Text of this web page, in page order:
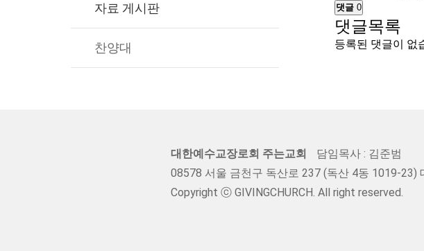
자료 게시판
찬양대
댓글 0
댓글목록
등록된 댓글이 없
대한예수교장로회 주는교회
담임목사 : 김준범
08578 서울 금천구 독산로 237 (독산 4동 1019-
Copyright ⓒ GIVINGCHURCH. All right reserved.